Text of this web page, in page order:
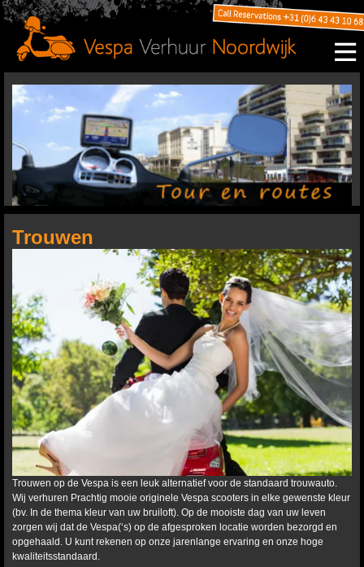
Trouwen
Trouwen op de Vespa is een leuk alternatief voor de standaard trouwauto.
Wij verhuren Prachtig mooie originele Vespa scooters in elke gewenste kleur
(bv. In de thema kleur van uw bruiloft). Op de mooiste dag van uw leven
zorgen wij dat de Vespa(‘s) op de afgesproken locatie worden bezorgd en
opgehaald. U kunt rekenen op onze jarenlange ervaring en onze hoge
kwaliteitsstandaard.